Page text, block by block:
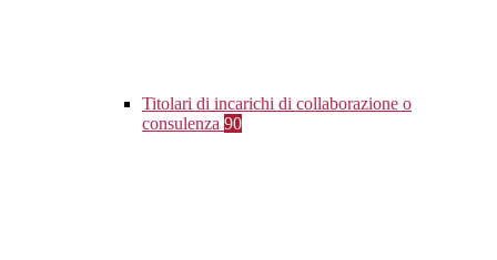
Titolari di incarichi di collaborazione o
consulenza 90